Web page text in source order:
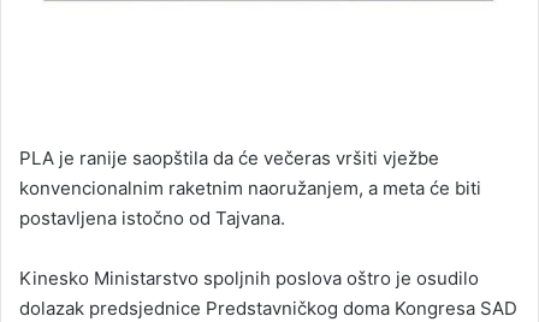
PLA je ranije saopštila da će večeras vršiti vježbe
konvencionalnim raketnim naoružanjem, a meta će biti
postavljena istočno od Tajvana.
Kinesko Ministarstvo spoljnih poslova oštro je osudilo
dolazak predsjednice Predstavničkog doma Kongresa SAD